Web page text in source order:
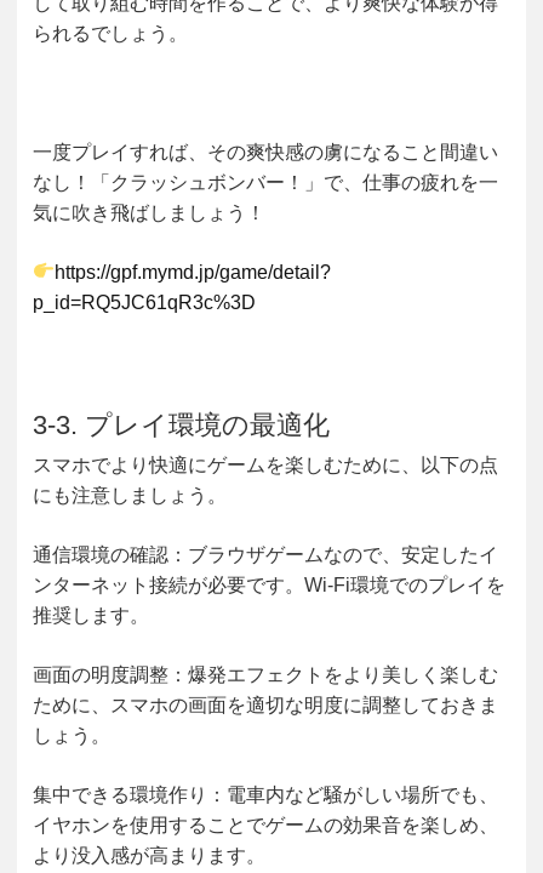
られるでしょう。
一度プレイすれば、その爽快感の虜になること間違い
なし！「クラッシュボンバー！」で、仕事の疲れを一
気に吹き飛ばしましょう！
https://gpf.mymd.jp/game/detail?
p_id=RQ5JC61qR3c%3D
3-3. プレイ環境の最適化
スマホでより快適にゲームを楽しむために、以下の点
にも注意しましょう。
通信環境の確認 ：ブラウザゲームなので、安定したイ
ンターネット接続が必要です。Wi-Fi環境でのプレイを
推奨します。
画面の明度調整 ：爆発エフェクトをより美しく楽しむ
ために、スマホの画面を適切な明度に調整しておきま
しょう。
集中できる環境作り
：電車内など騒がしい場所でも、
イヤホンを使用することでゲームの効果音を楽しめ、
より没入感が高まります。